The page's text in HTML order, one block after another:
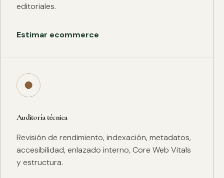
editoriales.
Estimar ecommerce
●
Auditoría técnica
Revisión de rendimiento, indexación, metadatos,
accesibilidad, enlazado interno, Core Web Vitals
y estructura.